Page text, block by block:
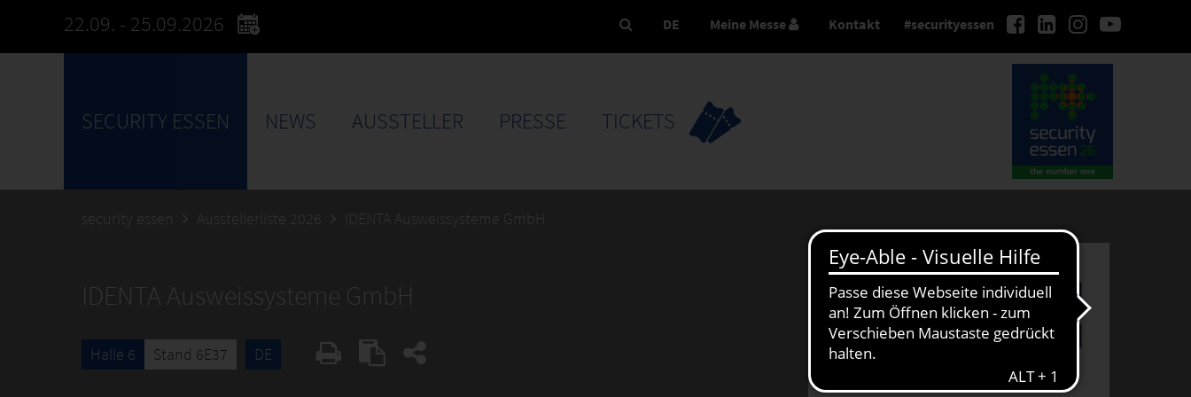
22.09. - 25.09.2026 #securityessen
DE Meine Messe Kontakt
SECURITY ESSEN NEWS AUSSTELLER PRESSE TICKETS
security essen Ausstellerliste 2026 IDENTA Ausweissysteme GmbH
IDENTA Ausweissysteme GmbH
Halle 6 Stand 6E37 DE